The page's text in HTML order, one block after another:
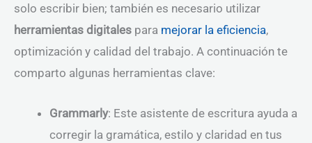
solo escribir bien; también es necesario utilizar
herramientas digitales para mejorar la eficiencia,
optimización y calidad del trabajo. A continuación te
comparto algunas herramientas clave:
Grammarly: Este asistente de escritura ayuda a
corregir la gramática, estilo y claridad en tus